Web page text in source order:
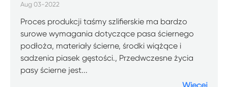
Aug 03-2022
Proces produkcji taśmy szlifierskie ma bardzo
surowe wymagania dotyczące pasa ściernego
podłoża, materiały ścierne, środki wiążące i
sadzenia piasek gęstości., Przedwczesne życia
pasy ścierne jest...